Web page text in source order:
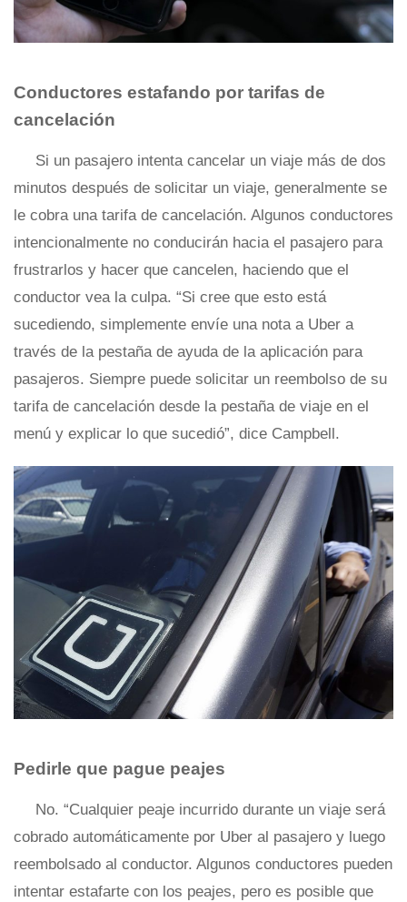
Conductores estafando por tarifas de
cancelación
Si un pasajero intenta cancelar un viaje más de dos
minutos después de solicitar un viaje, generalmente se
le cobra una tarifa de cancelación. Algunos conductores
intencionalmente no conducirán hacia el pasajero para
frustrarlos y hacer que cancelen, haciendo que el
conductor vea la culpa. “Si cree que esto está
sucediendo, simplemente envíe una nota a Uber a
través de la pestaña de ayuda de la aplicación para
pasajeros. Siempre puede solicitar un reembolso de su
tarifa de cancelación desde la pestaña de viaje en el
menú y explicar lo que sucedió”, dice Campbell.
Pedirle que pague peajes
No. “Cualquier peaje incurrido durante un viaje será
cobrado automáticamente por Uber al pasajero y luego
reembolsado al conductor. Algunos conductores pueden
intentar estafarte con los peajes, pero es posible que